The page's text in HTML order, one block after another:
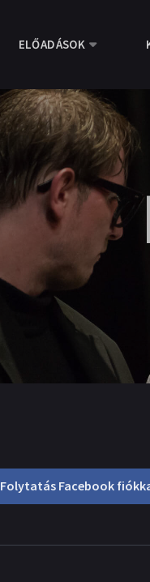
ELŐADÁSOK
Folytatás Facebook